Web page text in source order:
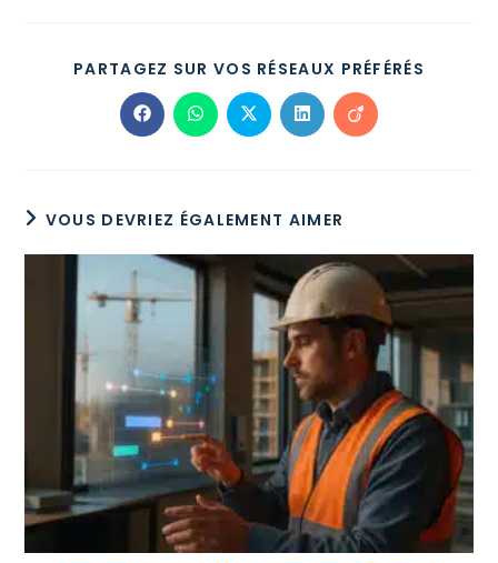
PARTAGEZ SUR VOS RÉSEAUX PRÉFÉRÉS
VOUS DEVRIEZ ÉGALEMENT AIMER